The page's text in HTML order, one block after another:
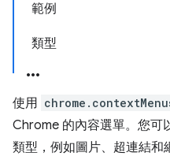
範例
類型
使用
Chrome 的內容選單。您可
類型，例如圖片、超連結和